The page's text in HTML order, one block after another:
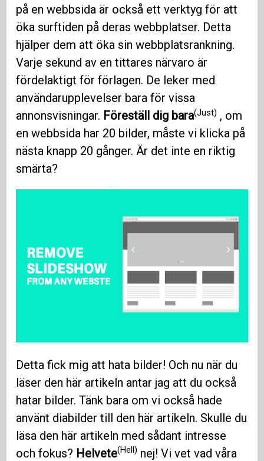
på en webbsida är också ett verktyg för att
öka surftiden på deras webbplatser. Detta
hjälper dem att öka sin webbplatsrankning.
Varje sekund av en tittares närvaro är
fördelaktigt för förlagen. De leker med
användarupplevelser bara för vissa
annonsvisningar. Föreställ dig bara(Just) , om
en webbsida har 20 bilder, måste vi klicka på
nästa knapp 20 gånger. Är det inte en riktig
smärta?
Detta fick mig att hata bilder! Och nu när du
läser den här artikeln antar jag att du också
hatar bilder. Tänk bara om vi också hade
använt diabilder till den här artikeln. Skulle du
läsa den här artikeln med sådant intresse
och fokus? Helvete(Hell) nej! Vi vet vad våra